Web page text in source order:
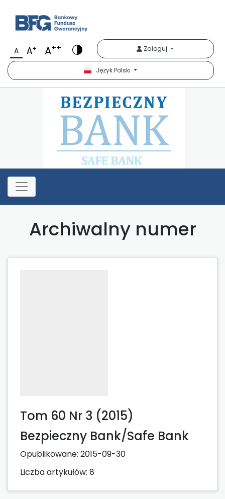
Bezpieczny Bank
A A+ A++ Zaloguj
Język Polski
Archiwalny numer
Tom 60 Nr 3 (2015)
Bezpieczny Bank/Safe Bank
Opublikowane: 2015-09-30
Liczba artykułów: 8